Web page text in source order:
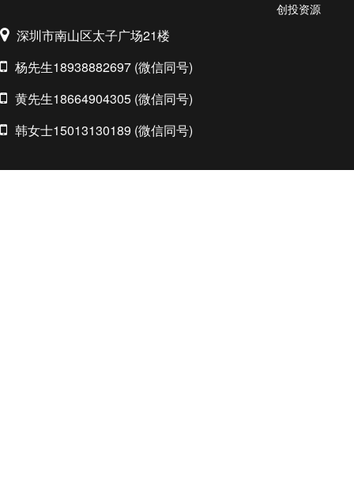
深圳市南山区太子广场21楼
杨先生18938882697 (微信同号)
黄先生18664904305 (微信同号)
韩女士15013130189 (微信同号)
创投资源